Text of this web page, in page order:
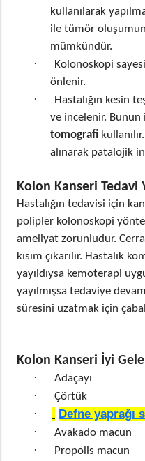
kullanılarak
ile tümör
mümkündür.
·
Kolonoskopi
önlenir.
·
Hastalığın kesin
ve incelenir. Bunun
tomografi
alınarak patalojik
Kolon Kanseri Tedavi
Hastalığın tedavisi için
polipler kolonoskopi
ameliyat zorunludur.
kısım çıkarılır. Hastalık
yayıldıysa kemoterapi
yayılmışsa tedaviye
süresini uzatmak için
Kolon Kanseri İyi
· Adaçayı
· Çörtük
· Defne yaprağı
· Avakado macun
· Propolis macun